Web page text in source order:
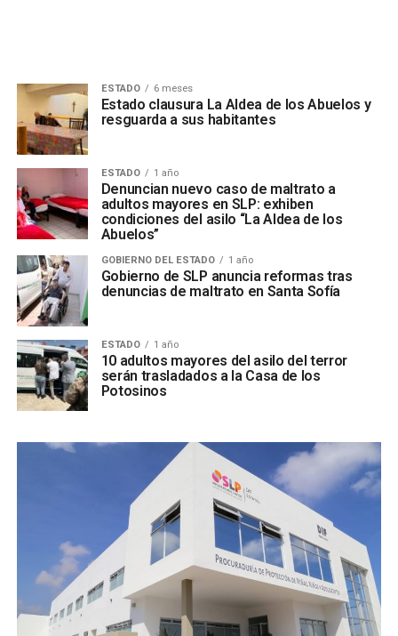
ESTADO 6 meses
Estado clausura La Aldea de los Abuelos y
resguarda a sus habitantes
ESTADO 1 año
Denuncian nuevo caso de maltrato a
adultos mayores en SLP: exhiben
condiciones del asilo “La Aldea de los
Abuelos”
GOBIERNO DEL ESTADO 1 año
Gobierno de SLP anuncia reformas tras
denuncias de maltrato en Santa Sofía
ESTADO 1 año
10 adultos mayores del asilo del terror
serán trasladados a la Casa de los
Potosinos